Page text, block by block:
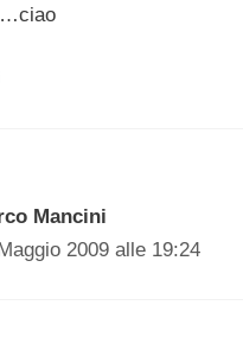
Mancini
2009 alle 19:24